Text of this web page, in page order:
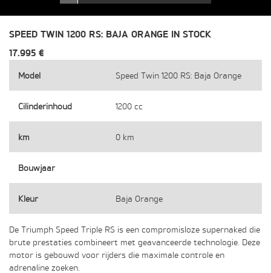
SPEED TWIN 1200 RS: BAJA ORANGE IN STOCK
17.995 €
Model Speed Twin 1200 RS: Baja Orange
Cilinderinhoud 1200 cc
km 0 km
Bouwjaar
Kleur Baja Orange
De Triumph Speed Triple RS is een compromisloze supernaked die
brute prestaties combineert met geavanceerde technologie. Deze
motor is gebouwd voor rijders die maximale controle en
adrenaline zoeken.